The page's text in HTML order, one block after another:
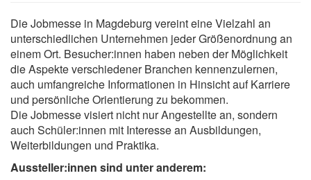
Die Jobmesse in Magdeburg vereint eine Vielzahl an
unterschiedlichen Unternehmen jeder Größenordnung an
einem Ort. Besucher:innen haben neben der Möglichkeit
die Aspekte verschiedener Branchen kennenzulernen,
auch umfangreiche Informationen in Hinsicht auf Karriere
und persönliche Orientierung zu bekommen.
Die Jobmesse visiert nicht nur Angestellte an, sondern
auch Schüler:innen mit Interesse an Ausbildungen,
Weiterbildungen und Praktika.
Aussteller:innen sind unter anderem: